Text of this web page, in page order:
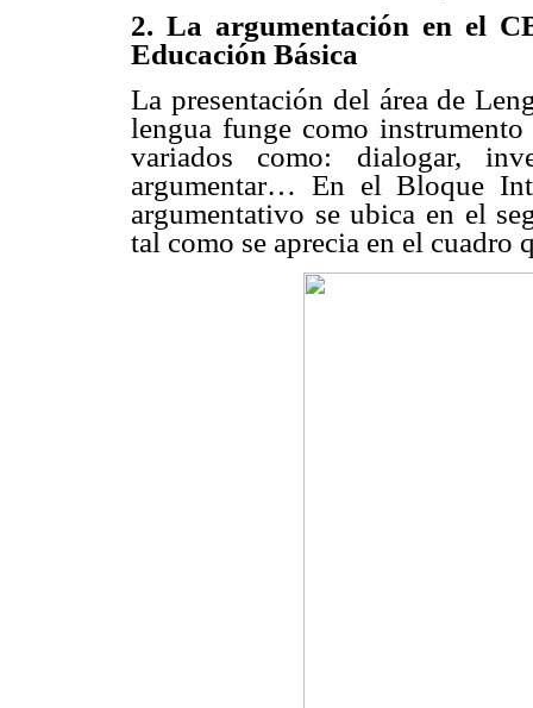
2. La argumentación en el
Educación Básica
La presentación del área de
lengua funge como
variados como: dialogar,
argumentar… En el Bloque
argumentativo se ubica en el
tal como se aprecia en el cuadro